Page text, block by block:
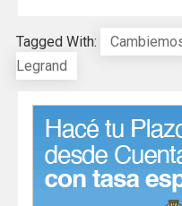
Tagged With:
Legrand